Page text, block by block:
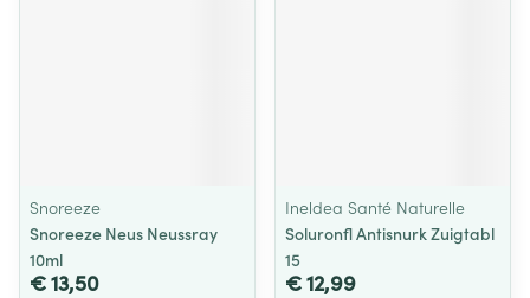
Snoreeze
Snoreeze Neus Neussray
10ml
€ 13,50
Ineldea Santé Naturelle
Soluronfl Antisnurk Zuigtabl
15
€ 12,99